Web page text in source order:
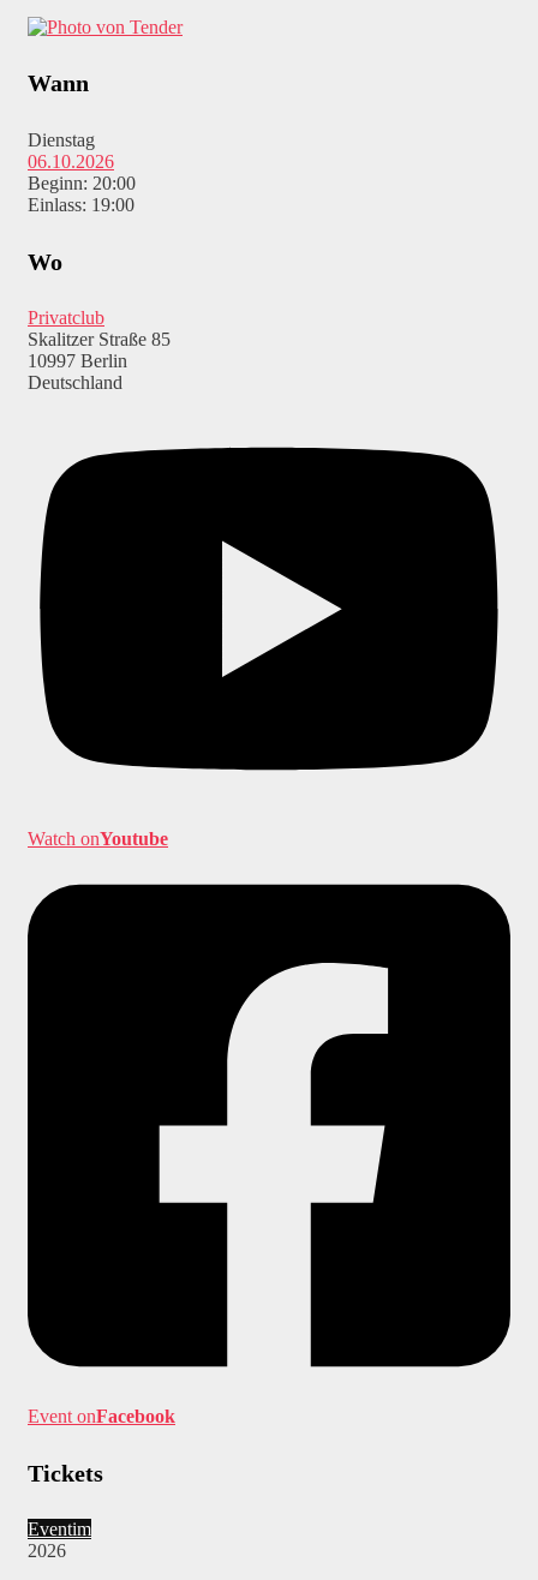
Wann
Dienstag
06.10.2026
Beginn: 20:00
Einlass: 19:00
Wo
Privatclub
Skalitzer Straße 85
10997 Berlin
Deutschland
Watch onYoutube
Event onFacebook
Tickets
Eventim
2026